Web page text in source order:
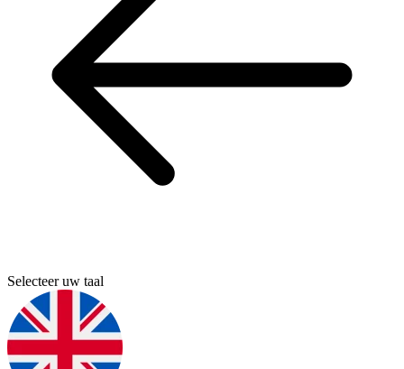
Selecteer uw taal